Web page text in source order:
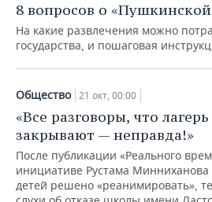
8 вопросов о
На какие развлечения можно
государства, и пошаговая
Общество 21 окт, 00:00
«Все разговоры, что
закрывают — неправда!»
После публикации «Реального
инициативе Рустама Минниханова
детей решено «реанимировать»,